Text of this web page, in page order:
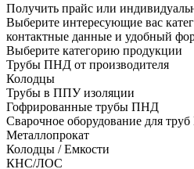
Получить прайс или
Выберите интересующие вас
контактные данные и удобный
Выберите категорию продукции
Трубы ПНД от производителя
Колодцы
Трубы в ППУ изоляции
Гофрированные трубы ПНД
Сварочное оборудование для
Металлопрокат
Колодцы / Емкости
КНС/ЛОС